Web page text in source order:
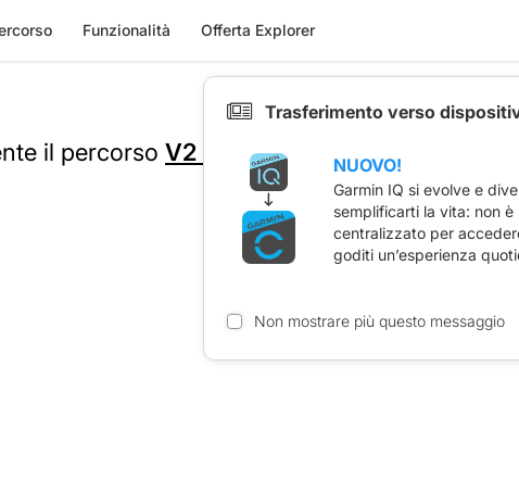
Funzionalità Offerta Explorer
il percorso V2 Estivale 2025--VTT 23KM
Trasferimento verso
NUOVO!
Garmin IQ si evolve e
semplificarti la vita: non
centralizzato per
goditi un’esperienza
Non mostrare più questo messaggio